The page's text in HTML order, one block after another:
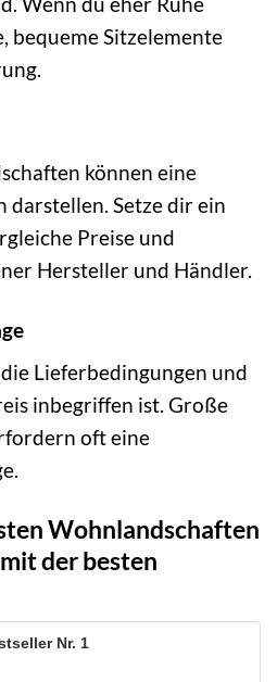
bequeme Sitzelemente
können eine
Setze dir ein
Preise und
Hersteller und Händler.
Lieferbedingungen und
inbegriffen ist. Große
oft eine
Wohnlandschaften
der besten
1